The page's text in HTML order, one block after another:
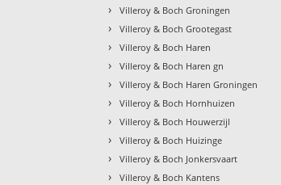
› Villeroy & Boch Groningen
› Villeroy & Boch Grootegast
› Villeroy & Boch Haren
› Villeroy & Boch Haren gn
› Villeroy & Boch Haren Groningen
› Villeroy & Boch Hornhuizen
› Villeroy & Boch Houwerzijl
› Villeroy & Boch Huizinge
› Villeroy & Boch Jonkersvaart
› Villeroy & Boch Kantens